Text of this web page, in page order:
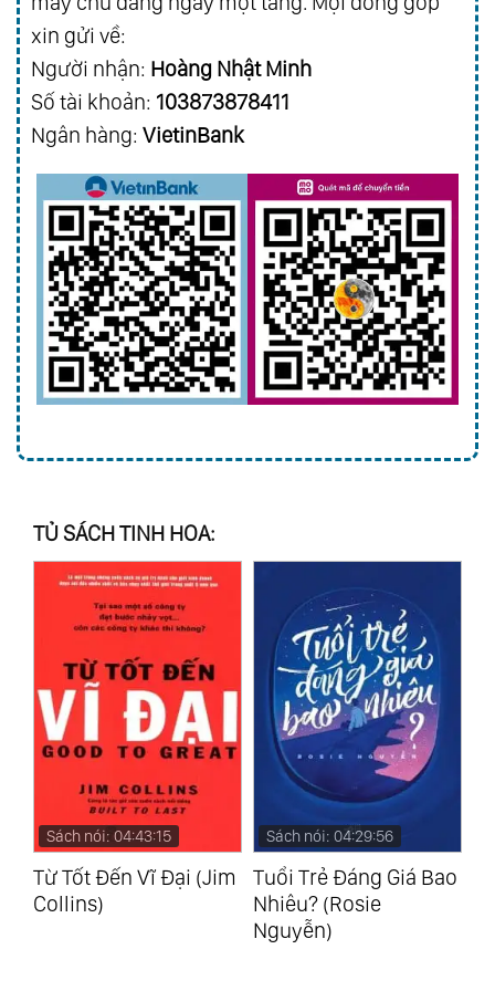
xin gửi về:
Người nhận: Hoàng Nhật Minh
Số tài khoản: 103873878411
Ngân hàng: VietinBank
TỦ SÁCH TINH HOA:
Sách nói: 04:43:15
Từ Tốt Đến Vĩ Đại (Jim
Collins)
Sách nói: 04:29:56
Tuổi Trẻ Đáng Giá Bao
Nhiêu? (Rosie
Nguyễn)